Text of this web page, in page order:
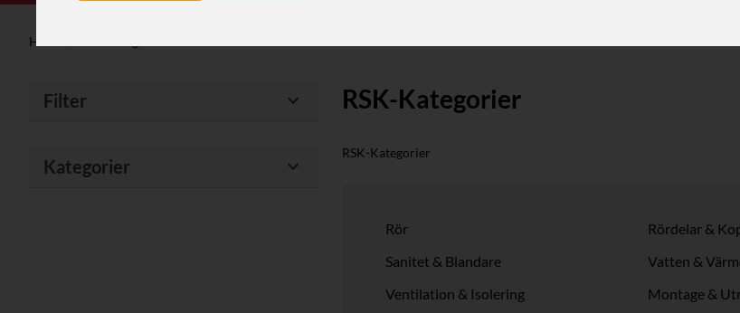
Hem
Filter
Kategorier
RSK-Kategorier
RSK-Kategorier
Rör Rördelar &
Sanitet & Blandare
Vatten &
Ventilation & Isolering
Montage &